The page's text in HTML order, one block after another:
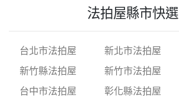
法拍屋縣市快選
台北市法拍屋 新北市法拍屋
新竹縣法拍屋
新竹市法拍屋
台中市法拍屋
彰化縣法拍屋